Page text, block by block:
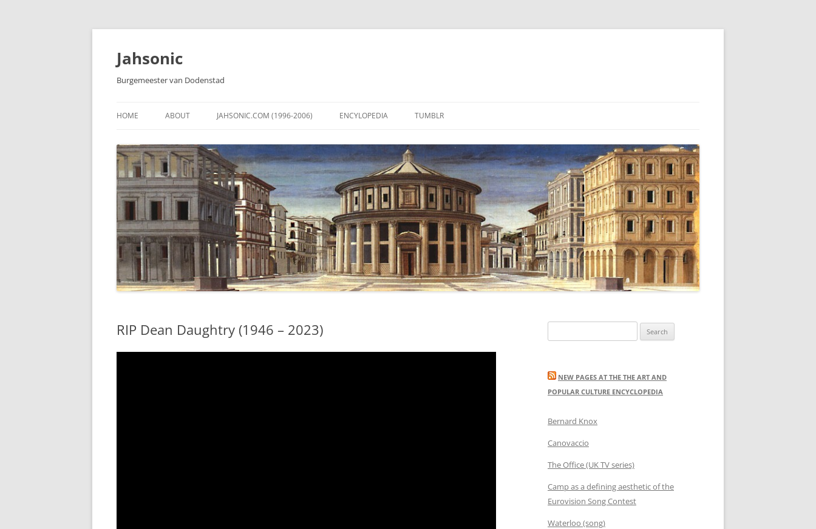
Skip
content
Jahsonic
Burgemeester van Dodenstad
HOME ABOUT JAHSONIC.COM (1996-2006) ENCYLOPEDIA TUMBLR
RIP Dean Daughtry (1946 – 2023)
for:
NEW PAGES AT THE THE ART AND
POPULAR CULTURE ENCYCLOPEDIA
Bernard Knox
Canovaccio
The Office (UK TV series)
Camp as a defining aesthetic of the
Eurovision Song Contest
Waterloo (song)